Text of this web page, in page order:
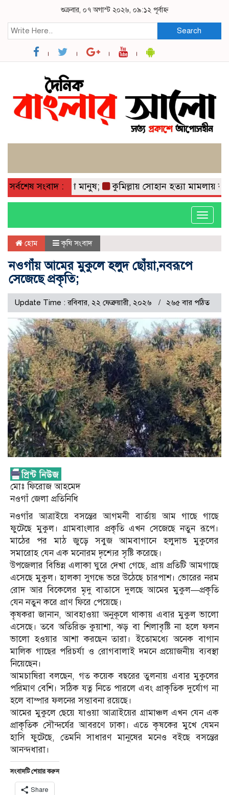
শুক্রবার, ০৭ অগাস্ট ২০২৬, ০৯:১২ পূর্বাহ্ন
Search
সর্বশেষ সংবাদ :
সাধারণ মানুষ; কুমিল্লায় সোহান হত্যা মামলায় বৃদ্ধের
Toggle
হোম কৃষি সংবাদ
নওগাঁয় আমের মুকুলে হলুদ ছোঁয়া,নবরূপে
সেজেছে প্রকৃতি;
Update Time : রবিবার, ২২ ফেব্রুয়ারী, ২০২৬ ২৬৫ বার পঠিত
মোঃ ফিরোজ আহমেদ
নওগাঁ জেলা প্রতিনিধি
নওগাঁর আত্রাইয়ে বসন্তের আগমনী বার্তায় আম গাছে গাছে
ফুটেছে মুকুল। গ্রামবাংলার প্রকৃতি এখন সেজেছে নতুন রূপে।
মাঠের পর মাঠ জুড়ে সবুজ আমবাগানে হলুদাভ মুকুলের
সমারোহ যেন এক মনোরম দৃশ্যের সৃষ্টি করেছে।
উপজেলার বিভিন্ন এলাকা ঘুরে দেখা গেছে, প্রায় প্রতিটি আমগাছে
এসেছে মুকুল। হালকা সুগন্ধে ভরে উঠেছে চারপাশ। ভোরের নরম
রোদ আর বিকেলের মৃদু বাতাসে দুলছে আমের মুকুল—প্রকৃতি
যেন নতুন করে প্রাণ ফিরে পেয়েছে।
কৃষকরা জানান, আবহাওয়া অনুকূলে থাকায় এবার মুকুল ভালো
এসেছে। তবে অতিরিক্ত কুয়াশা, ঝড় বা শিলাবৃষ্টি না হলে ফলন
ভালো হওয়ার আশা করছেন তারা। ইতোমধ্যে অনেক বাগান
মালিক গাছের পরিচর্যা ও রোগবালাই দমনে প্রয়োজনীয় ব্যবস্থা
নিয়েছেন।
আমচাষিরা বলছেন, গত কয়েক বছরের তুলনায় এবার মুকুলের
পরিমাণ বেশি। সঠিক যত্ন নিতে পারলে এবং প্রাকৃতিক দুর্যোগ না
হলে বাম্পার ফলনের সম্ভাবনা রয়েছে।
আমের মুকুলে ছেয়ে যাওয়া আত্রাইয়ের গ্রামাঞ্চল এখন যেন এক
প্রাকৃতিক সৌন্দর্যের আবরণে ঢাকা। এতে কৃষকের মুখে যেমন
হাসি ফুটেছে, তেমনি সাধারণ মানুষের মনেও বইছে বসন্তের
আনন্দধারা।
সংবাদটি শেয়ার করুন
Share